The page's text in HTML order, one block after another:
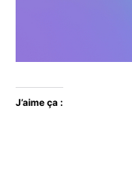
J’aime ça :